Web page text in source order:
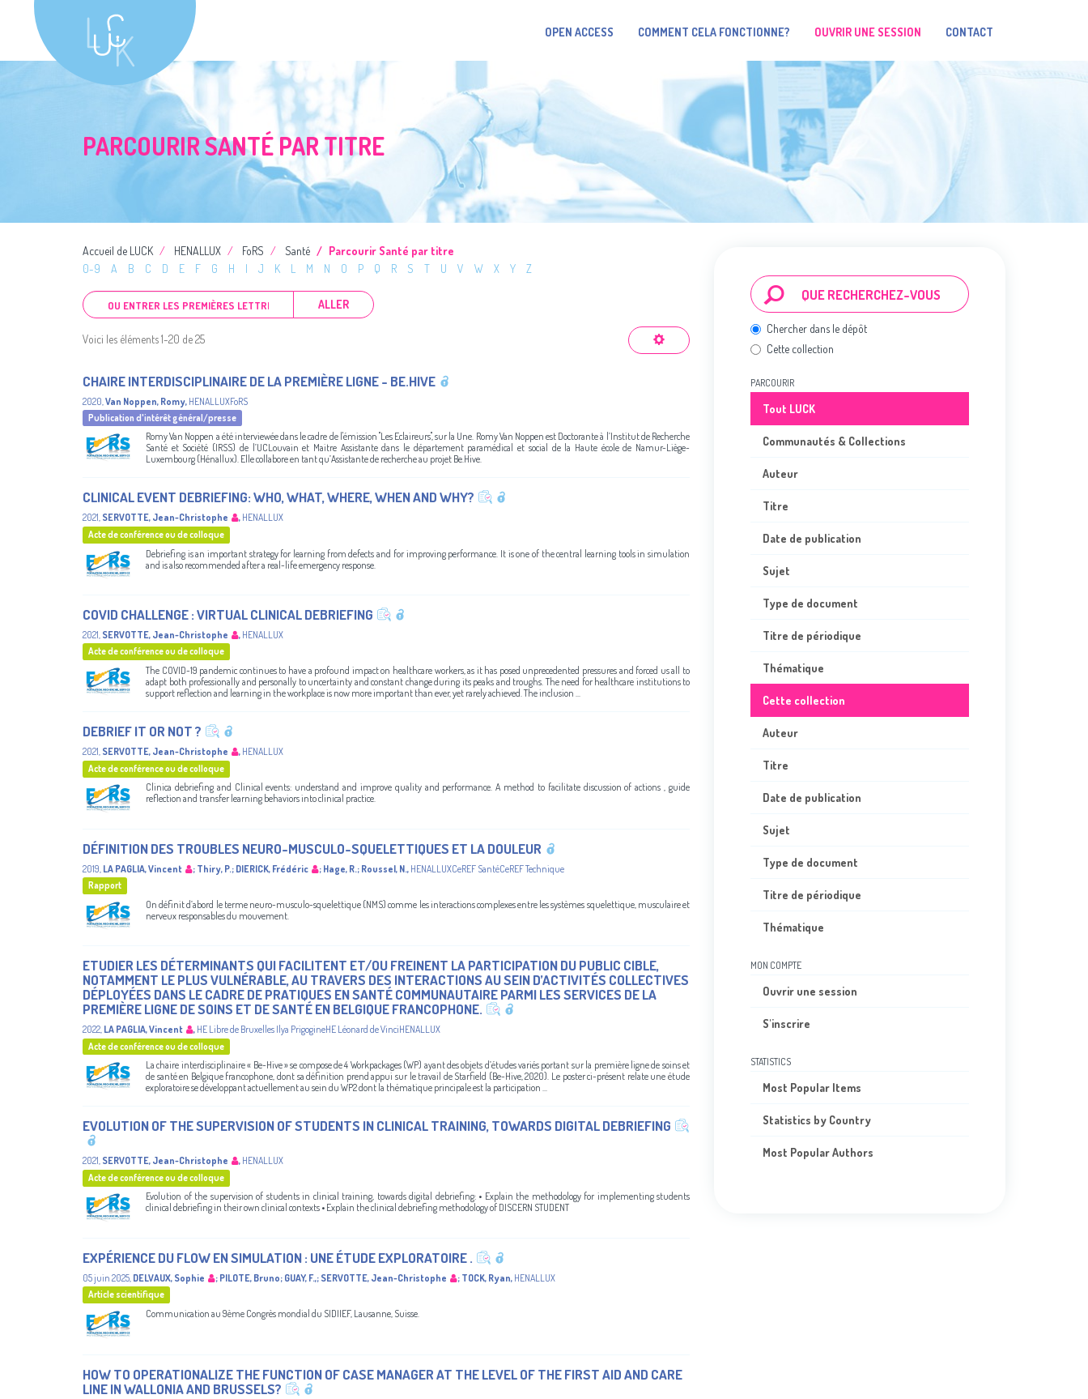
OPEN ACCESS COMMENT CELA FONCTIONNE? OUVRIR UNE SESSION CONTACT
PARCOURIR SANTÉ PAR TITRE
Accueil de LUCK HENALLUX FoRS Santé
Parcourir Santé par titre
0-9
A B C D E F G H I J K L M N O P Q R S T U V W X Y Z
ALLER
Voici les éléments 1-20 de 25
CHAIRE INTERDISCIPLINAIRE DE LA PREMIÈRE LIGNE - BE.HIVE
2020,Van Noppen, Romy, HENALLUXFoRS
Publication d'intérêt général/presse
Romy Van Noppen a été interviewée dans le cadre de l'émission "Les Eclaireurs", sur la Une. Romy Van Noppen est Doctorante à l’Institut de Recherche
Santé et Société (IRSS) de l’UCLouvain et Maitre Assistante dans le département paramédical et social de la Haute école de Namur-Liège-
Luxembourg (Hénallux). Elle collabore en tant qu’Assistante de recherche au projet Be.Hive.
CLINICAL EVENT DEBRIEFING: WHO, WHAT, WHERE, WHEN AND WHY?
2021, SERVOTTE, Jean-Christophe , HENALLUX
Acte de conférence ou de colloque
Debriefing is an important strategy for learning from defects and for improving performance. It is one of the central learning tools in simulation
and is also recommended after a real-life emergency response.
COVID CHALLENGE : VIRTUAL CLINICAL DEBRIEFING
2021 SERVOTTE, Jean-Christophe , HENALLUX
Acte de conférence ou de colloque
The COVID-19 pandemic continues to have a profound impact on healthcare workers, as it has posed unprecedented pressures and forced us all to
adapt both professionally and personally to uncertainty and constant change during its peaks and troughs. The need for healthcare institutions to
support reflection and learning in the workplace is now more important than ever, yet rarely achieved. The inclusion ...
DEBRIEF IT OR NOT ?
2021, SERVOTTE, Jean-Christophe , HENALLUX
Acte de conférence ou de colloque
Clinica debriefing and Clinical events: understand and improve quality and performance. A method to facilitate discussion of actions , guide
reflection and transfer learning behaviors into clinical practice.
DÉFINITION DES TROUBLES NEURO-MUSCULO-SQUELETTIQUES ET LA DOULEUR
2019 LA PAGLIA, Vincent ; Thiry, P.; DIERICK, Frédéric ; Hage, R.; Roussel, N., HENALLUXCeREF SantéCeREF Technique
Rapport
On définit d’abord le terme neuro-musculo-squelettique (NMS) comme les interactions complexes entre les systèmes squelettique, musculaire et
nerveux responsables du mouvement.
ETUDIER LES DÉTERMINANTS QUI FACILITENT ET/OU FREINENT LA PARTICIPATION DU PUBLIC CIBLE,
NOTAMMENT LE PLUS VULNÉRABLE, AU TRAVERS DES INTERACTIONS AU SEIN D’ACTIVITÉS COLLECTIVES
DÉPLOYÉES DANS LE CADRE DE PRATIQUES EN SANTÉ COMMUNAUTAIRE PARMI LES SERVICES DE LA
PREMIÈRE LIGNE DE SOINS ET DE SANTÉ EN BELGIQUE FRANCOPHONE.
2022 LA PAGLIA, Vincent , HE Libre de Bruxelles Ilya PrigogineHE Léonard de VinciHENALLUX
Acte de conférence ou de colloque
La chaire interdisciplinaire « Be-Hive » se compose de 4 Workpackages (WP) ayant des objets d’études variés portant sur la première ligne de soins et
de santé en Belgique francophone, dont sa définition prend appui sur le travail de Starfield (Be-Hive, 2020). Le poster ci-présent relate une étude
exploratoire se développant actuellement au sein du WP2 dont la thématique principale est la participation ...
EVOLUTION OF THE SUPERVISION OF STUDENTS IN CLINICAL TRAINING, TOWARDS DIGITAL DEBRIEFING
2021, SERVOTTE, Jean-Christophe , HENALLUX
Acte de conférence ou de colloque
Evolution of the supervision of students in clinical training, towards digital debriefing: • Explain the methodology for implementing students
clinical debriefing in their own clinical contexts • Explain the clinical debriefing methodology of DISCERN STUDENT
EXPÉRIENCE DU FLOW EN SIMULATION : UNE ÉTUDE EXPLORATOIRE .
05 juin 2025 DELVAUX, Sophie ; PILOTE, Bruno; GUAY, F.,; SERVOTTE, Jean-Christophe ; TOCK, Ryan, HENALLUX
Article scientifique
Communication au 9ème Congrès mondial du SIDIIEF, Lausanne, Suisse.
HOW TO OPERATIONALIZE THE FUNCTION OF CASE MANAGER AT THE LEVEL OF THE FIRST AID AND CARE
LINE IN WALLONIA AND BRUSSELS?
Chercher dans le dépôt
Cette collection
PARCOURIR
Tout LUCK
Communautés & Collections
Auteur
Titre
Date de publication
Sujet
Type de document
Titre de périodique
Thématique
Cette collection
Auteur
Titre
Date de publication
Sujet
Type de document
Titre de périodique
Thématique
MON COMPTE
Ouvrir une session
S'inscrire
STATISTICS
Most Popular Items
Statistics by Country
Most Popular Authors